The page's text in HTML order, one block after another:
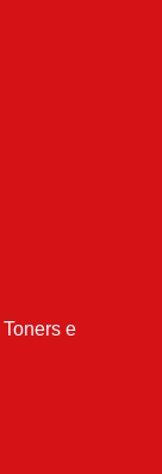
Toners e